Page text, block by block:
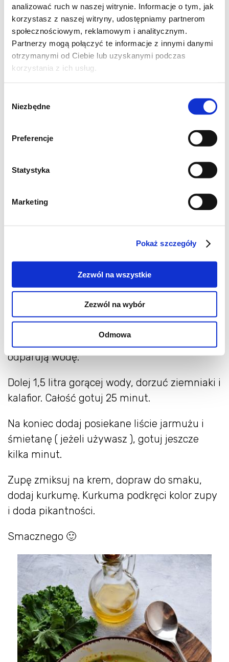
analizować ruch w naszej witrynie. Informacje o tym, jak
korzystasz z naszej witryny, udostępniamy partnerom
społecznościowym, reklamowym i analitycznym.
Partnerzy mogą połączyć te informacje z innymi danymi
otrzymanymi od Ciebie lub uzyskanymi podczas
korzystania z ich usług.
zgody
Niezbędne
Preferencje
Statystyka
Marketing
Pokaż szczegóły
Zezwól na wszystkie
Zezwól na wybór
Odmowa
Składniki na kremową zupę z jarmużem i
1 mały kalafior podzielony na różyczki
2 ziemniaki pokrojone na większe kawałki
4 posiekane ząbki czosnku
1 por pokrojony na plasterki ( jasna i
jasnozielona część )
5 liści jarmużu
1/2 łyżeczki kurkumy
100 ml. słodkiej śmietany ( opcjonalnie )
Na dnie garnka, rozgrzej kilka łyżek oliwy lub
oleju. Dodaj cebulę, czosnek i por, całość
smaż mieszając, do czasu kiedy warzywa
odparują wodę.
Dolej 1,5 litra gorącej wody, dorzuć ziemniaki i
kalafior. Całość gotuj 25 minut.
Na koniec dodaj posiekane liście jarmużu i
śmietanę ( jeżeli używasz ), gotuj jeszcze
kilka minut.
Zupę zmiksuj na krem, dopraw do smaku,
dodaj kurkumę. Kurkuma podkręci kolor zupy
i doda pikantności.
Smacznego 🙂